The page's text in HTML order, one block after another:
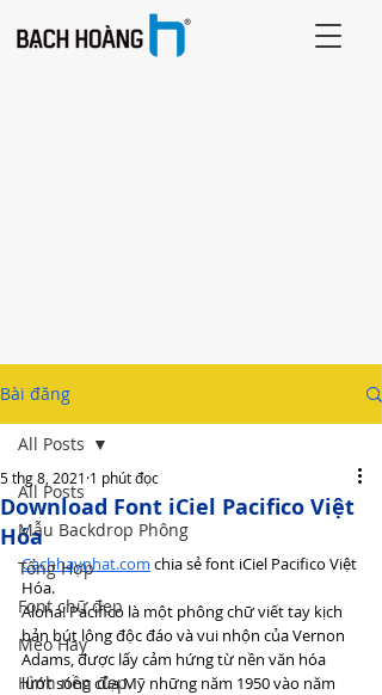
Bài đăng
All Posts
Mẫu Backdrop Phông
Tổng Hợp
Font chữ đẹp
Mẹo Hay
Hình nền đẹp
All Posts
Download Font iCiel Pacifico Việt
Hóa
5 thg 8, 2021 1 phút đọc
Cachhaynhat.com chia sẻ font iCiel Pacifico Việt
Hóa.
Aloha! Pacifico là một phông chữ viết tay kịch
bản bút lông độc đáo và vui nhộn của Vernon
Adams, được lấy cảm hứng từ nền văn hóa
lướt sóng của Mỹ những năm 1950 vào năm